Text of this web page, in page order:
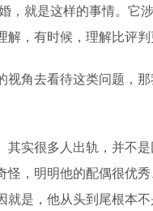
，就是这样的事情。
，有时候，理解比评判
角去看待这类问题，那
实很多人出轨，并不是
，明明他的配偶很优
是，他从头到尾根本